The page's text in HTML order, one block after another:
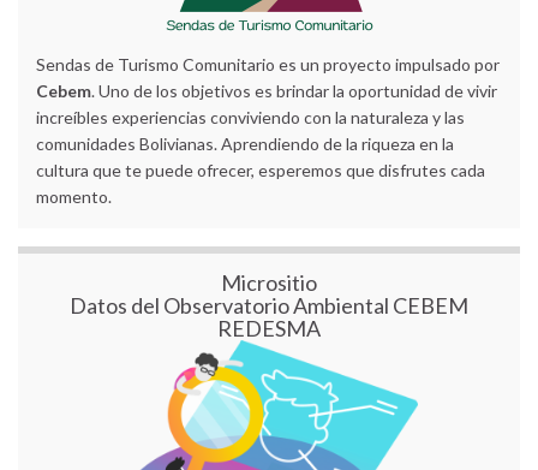
Sendas de Turismo Comunitario es un proyecto impulsado por
Cebem. Uno de los objetivos es brindar la oportunidad de vivir
increíbles experiencias conviviendo con la naturaleza y las
comunidades Bolivianas. Aprendiendo de la riqueza en la
cultura que te puede ofrecer, esperemos que disfrutes cada
momento.
Micrositio
Datos del Observatorio Ambiental CEBEM
REDESMA